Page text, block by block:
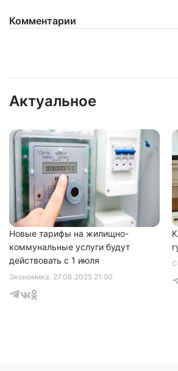
Комментарии
Актуальное
Экономика, 27.06.2025 21:50
Новые тарифы на жилищно-
коммунальные услуги будут
действовать с 1 июля
Нажимая на кнопку "Отправить"